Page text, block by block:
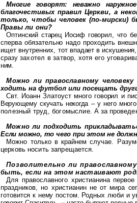
Многие говорят: неважно наружное
благочестивых правил Церкви, а
только, чтобы человек (по-мирски)
Правы ли они?
Оптинский старец Иосиф говорил, что
сперва обязательно надо проходить
ищетвнутренних, тотвпадает в
сразу захотел в затвор, хотя его
ним.
Можно ли православному человеку
ходить на футбол или посещать
Свт. Иоанн Златоуст много говорил и
Верующему скучать некогда – у него
полезный труд, богомыслие. А за
Можно ли подходить
Если можно, то чего при этом не дол
Можно только в крайнем случае.
церковь носить запрещается.
Позволительно ли
быть, если на этом настаивают род
Для православного христианина первое
праздников, но христианин не от мира
готовится к нему постом. Родных люби и